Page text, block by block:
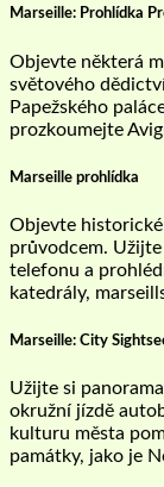
Marseille: Prohlídka
Objevte některá
světového
Papežského
prozkoumejte
Marseille prohlídka
Objevte
průvodcem.
telefonu a
katedrály,
Marseille: City
Užijte si
okružní jízdě
kulturu města
památky, jako je